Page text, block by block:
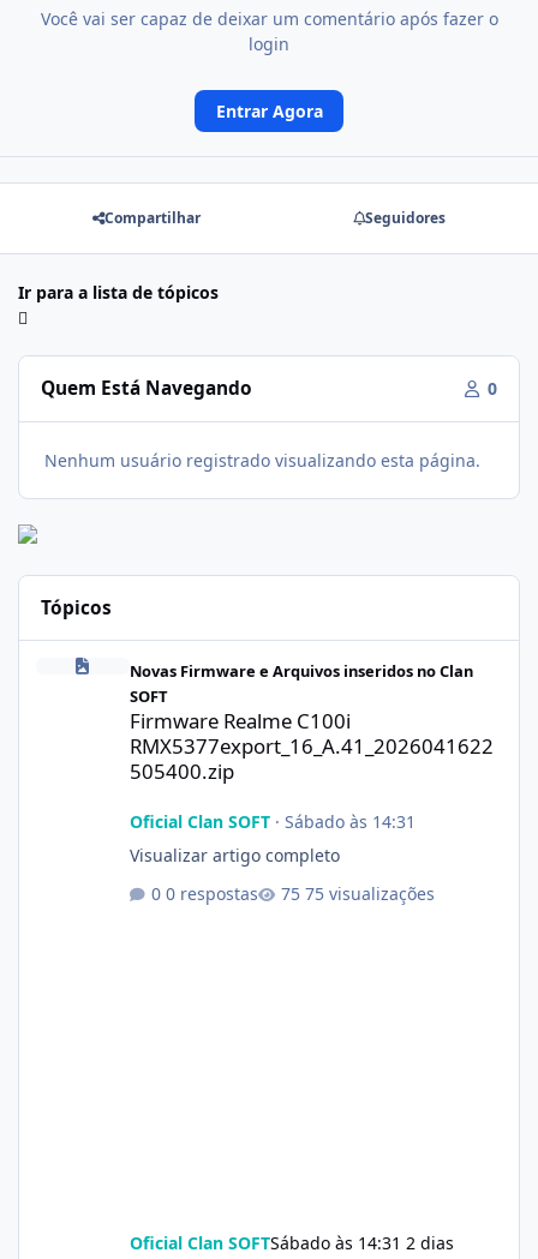
Você vai ser capaz de deixar um comentário após fazer o
login
Entrar Agora
Compartilhar Seguidores
Ir para a lista de tópicos
Quem Está Navegando 0
Nenhum usuário registrado visualizando esta página.
Tópicos
Firmware Realme C100i
Novas Firmware e Arquivos inseridos no Clan
SOFT
Firmware Realme C100i
RMX5377export_16_A.41_2026041622
505400.zip
Oficial Clan SOFT· Sábado às 14:31
Visualizar artigo completo
0 respostas
75 visualizações
Oficial Clan SOFTSábado às 14:31 2 dias